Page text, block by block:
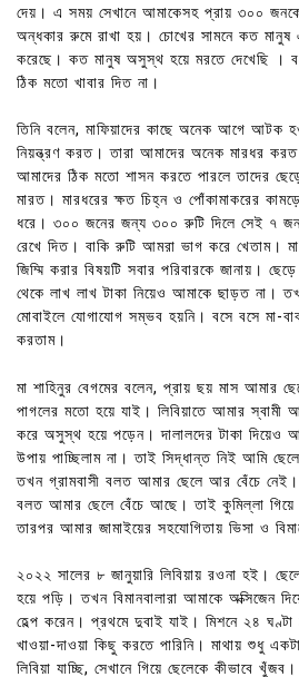
দেয়। এ সময় সেখানে আমাকেসহ প্রায় ৩০০ জনকে
অন্ধকার রুমে রাখা হয়। চোখের সামনে কত মানুষ
করেছে। কত মানুষ অসুস্থ হয়ে মরতে দেখেছি ।
ঠিক মতো খাবার দিত না।
তিনি বলেন, মাফিয়াদের কাছে অনেক আগে আটক
নিয়ন্ত্রণ করত। তারা আমাদের অনেক মারধর
আমাদের ঠিক মতো শাসন করতে পারলে তাদের
মারত। মারধরের ক্ষত চিহ্ন ও পোঁকামাকরের
ধরে। ৩০০ জনের জন্য ৩০০ রুটি দিলে সেই ৭ জন
রেখে দিত। বাকি রুটি আমরা ভাগ করে খেতাম।
জিম্মি করার বিষয়টি সবার পরিবারকে জানায়।
থেকে লাখ লাখ টাকা নিয়েও আমাকে ছাড়ত না।
মোবাইলে যোগাযোগ সম্ভব হয়নি। বসে বসে মা-
করতাম।
মা শাহিনুর বেগমের বলেন, প্রায় ছয় মাস আমার
পাগলের মতো হয়ে যাই। লিবিয়াতে আমার স্বামী
করে অসুস্থ হয়ে পড়েন। দালালদের টাকা দিয়েও
উপায় পাচ্ছিলাম না। তাই সিদ্ধান্ত নিই আমি
তখন গ্রামবাসী বলত আমার ছেলে আর বেঁচে
বলত আমার ছেলে বেঁচে আছে। তাই কুমিল্লা গিয়ে
তারপর আমার জামাইয়ের সহযোগিতায় ভিসা ও
২০২২ সালের ৮ জানুয়ারি লিবিয়ায় রওনা হই।
হয়ে পড়ি। তখন বিমানবালারা আমাকে অক্সিজেন
হেল্প করেন। প্রথমে দুবাই যাই। মিশনে ২৪ ঘণ্টা
খাওয়া-দাওয়া কিছু করতে পারিনি। মাথায় শুধু
লিবিয়া যাচ্ছি, সেখানে গিয়ে ছেলেকে কীভাবে